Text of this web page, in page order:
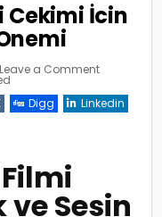
Cekimi İcin
Leave a Commenton
Filmi
Cekimi
Digg
Linkedin
ve Sesin